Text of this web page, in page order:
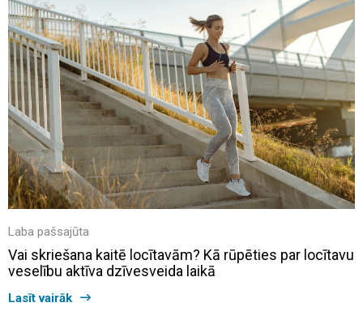
Laba pašsajūta
Vai skriešana kaitē locītavām? Kā rūpēties par locītavu
veselību aktīva dzīvesveida laikā
Lasīt vairāk